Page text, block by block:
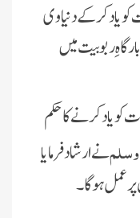
یاد کرکے دنیاوی
ربوبیت میں
یاد کرنے کا حکم
نے ارشاد فرمایا
عمل ہوگا۔